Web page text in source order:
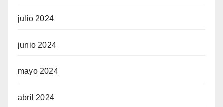
julio 2024
junio 2024
mayo 2024
abril 2024